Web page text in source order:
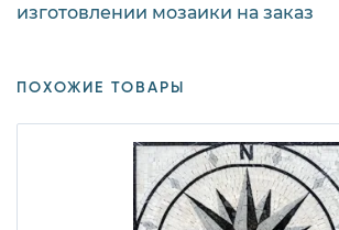
изготовлении мозаики на заказ
ПОХОЖИЕ ТОВАРЫ